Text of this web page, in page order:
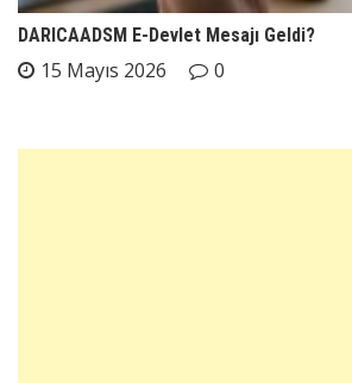
DARICAADSM E-Devlet Mesajı Geldi?
15 Mayıs 2026 0